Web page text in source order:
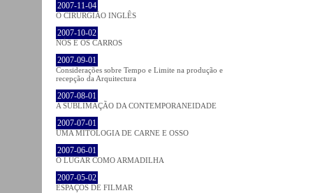
2007-11-04
O CIRURGIÃO INGLÊS
2007-10-02
NÓS E OS CARROS
2007-09-01
Considerações sobre Tempo e Limite na produção e
recepção da Arquitectura
2007-08-01
A SUBLIMAÇÃO DA CONTEMPORANEIDADE
2007-07-01
UMA MITOLOGIA DE CARNE E OSSO
2007-06-01
O LUGAR COMO ARMADILHA
2007-05-02
ESPAÇOS DE FILMAR